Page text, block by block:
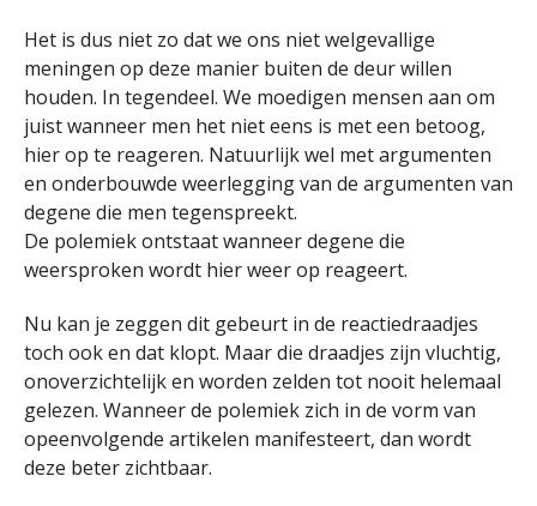
Het is dus niet zo dat we ons niet welgevallige
meningen op deze manier buiten de deur willen
houden. In tegendeel. We moedigen mensen aan om
juist wanneer men het niet eens is met een betoog,
hier op te reageren. Natuurlijk wel met argumenten
en onderbouwde weerlegging van de argumenten van
degene die men tegenspreekt.
De polemiek ontstaat wanneer degene die
weersproken wordt hier weer op reageert.
Nu kan je zeggen dit gebeurt in de reactiedraadjes
toch ook en dat klopt. Maar die draadjes zijn vluchtig,
onoverzichtelijk en worden zelden tot nooit helemaal
gelezen. Wanneer de polemiek zich in de vorm van
opeenvolgende artikelen manifesteert, dan wordt
deze beter zichtbaar.